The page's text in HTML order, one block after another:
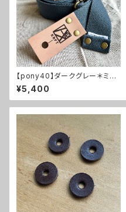
【pony40】ダークグレー＊ミル
クティーレザー＊アンティーク金
具【ピン径8mm/ポリエステル綿
素材のギターストラップ/pdgm
¥5,400